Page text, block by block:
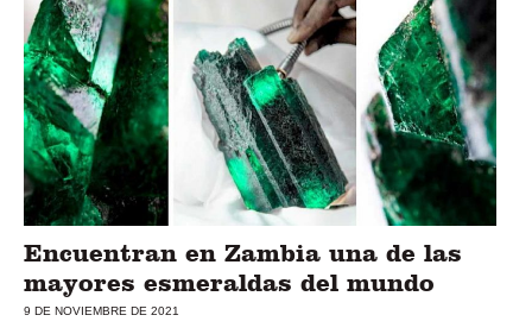
Encuentran en Zambia una de las
mayores esmeraldas del mundo
9 DE NOVIEMBRE DE 2021